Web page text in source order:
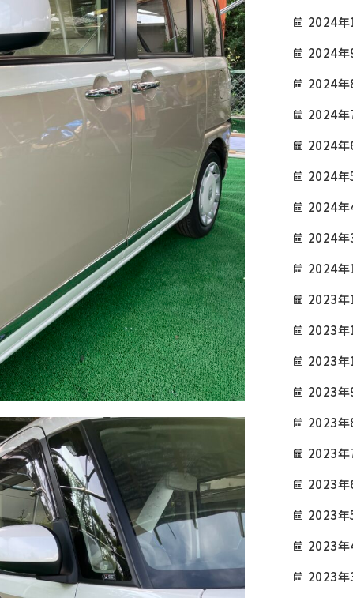
TOP
GREETING
ごあいさつ
EXAMPLES
COMPANY
会社概要
INFORMATION /
お知らせ・ブログ
CAUTIONS
注意事項
PRIVACY POLICY
プライバシーポリシー
CONTACT
お問い合わせ
Tel.090-9498-3843
公式SNS
2024年
2024年
2024年
2024年
2024年
2024年
2024年
2024年
2024年
2023年
2023年
2023年
2023年
2023年
2023年
2023年
2023年
2023年
2023年